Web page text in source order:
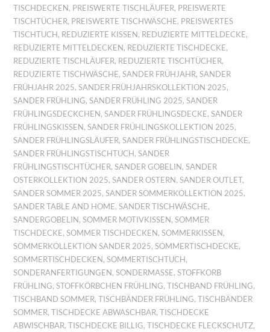
TISCHDECKEN , PREISWERTE TISCHLÄUFER, PREISWERTE
TISCHTÜCHER, PREISWERTE TISCHWÄSCHE, PREISWERTES
TISCHTUCH , REDUZIERTE KISSEN , REDUZIERTE MITTELDECKE,
REDUZIERTE MITTELDECKEN , REDUZIERTE TISCHDECKE,
REDUZIERTE TISCHLÄUFER, REDUZIERTE TISCHTÜCHER,
REDUZIERTE TISCHWÄSCHE,SANDER FRÜHJAHR,SANDER
FRÜHJAHR 2025,SANDER FRÜHJAHRSKOLLEKTION 2025,
SANDER FRÜHLING,SANDER FRÜHLING 2025,SANDER
FRÜHLINGSDECKCHEN ,SANDER FRÜHLINGSDECKE,SANDER
FRÜHLINGSKISSEN ,SANDER FRÜHLINGSKOLLEKTION 2025,
SANDER FRÜHLINGSLÄUFER,SANDER FRÜHLINGSTISCHDECKE,
SANDER FRÜHLINGSTISCHTUCH ,SANDER
FRÜHLINGSTISCHTÜCHER,SANDER GOBELIN ,SANDER
OSTERKOLLEKTION 2025,SANDER OSTERN ,SANDER OUTLET,
SANDER SOMMER 2025,SANDER SOMMERKOLLEKTION 2025,
SANDER TABLE AND HOME,SANDER TISCHWÄSCHE,
SANDERGOBELIN ,SOMMER MOTIVKISSEN ,SOMMER
TISCHDECKE,SOMMER TISCHDECKEN ,SOMMERKISSEN ,
SOMMERKOLLEKTION SANDER 2025,SOMMERTISCHDECKE,
SOMMERTISCHDECKEN ,SOMMERTISCHTUCH ,
SONDERANFERTIGUNGEN ,SONDERMASSE ,STOFFKORB
FRÜHLING,STOFFKÖRBCHEN FRÜHLING,TISCHBAND FRÜHLING,
TISCHBAND SOMMER,TISCHBÄNDER FRÜHLING,TISCHBÄNDER
SOMMER,TISCHDECKE ABWASCHBAR,TISCHDECKE
ABWISCHBAR,TISCHDECKE BILLIG,TISCHDECKE FLECKSCHUTZ,